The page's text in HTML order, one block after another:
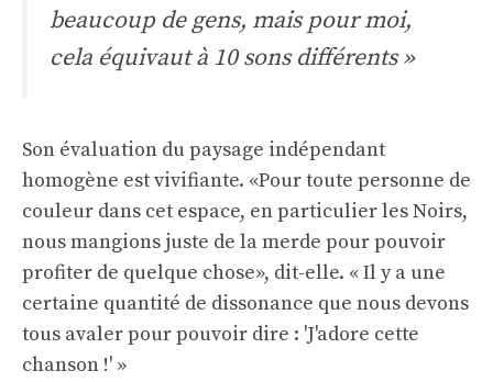
beaucoup de gens, mais pour moi,
cela équivaut à 10 sons différents »
Son évaluation du paysage indépendant
homogène est vivifiante. «Pour toute personne de
couleur dans cet espace, en particulier les Noirs,
nous mangions juste de la merde pour pouvoir
profiter de quelque chose», dit-elle. « Il y a une
certaine quantité de dissonance que nous devons
tous avaler pour pouvoir dire : 'J'adore cette
chanson !' »